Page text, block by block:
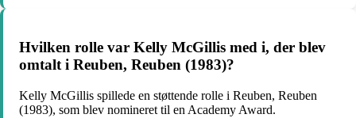
Hvilken rolle var Kelly McGillis med i, der blev
omtalt i Reuben, Reuben (1983)?
Kelly McGillis spillede en støttende rolle i Reuben, Reuben
(1983), som blev nomineret til en Academy Award.